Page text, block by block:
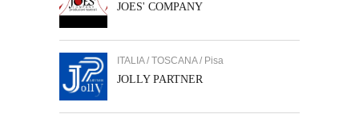
JOES' COMPANY
ITALIA / TOSCANA / Pisa
JOLLY PARTNER